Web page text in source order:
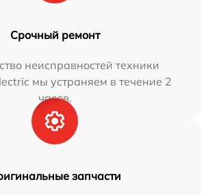
Срочный ремонт
неисправностей техники
мы устраняем в течение 2
часов.
запчасти